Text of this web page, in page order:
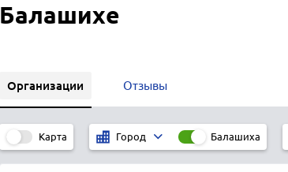
Балашихе
Организации Отзывы
Карта Город Балашиха